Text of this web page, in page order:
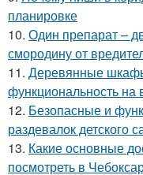
планировке
10. Один препарат –
смородину от
11. Деревянные
функциональность на
12. Безопасные и
раздевалок детского
13. Какие основные
посмотреть в